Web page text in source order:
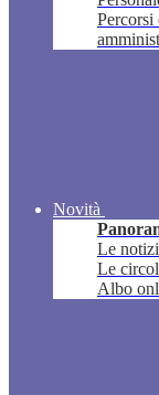
Percorsi
Novità
Le
Le
Albo